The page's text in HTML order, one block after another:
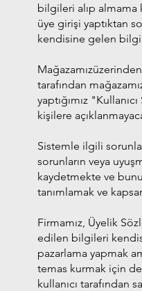
bilgileri alıp almama
üye girişi yaptıktan
kendisine gelen
tarafından
yaptığımız
kişilere
Sistemle ilgili
sorunların veya
kaydetmekte ve
tanımlamak ve
Firmamız, Üyelik
edilen bilgileri
pazarlama yapmak
temas kurmak için
kullanıcı tarafından